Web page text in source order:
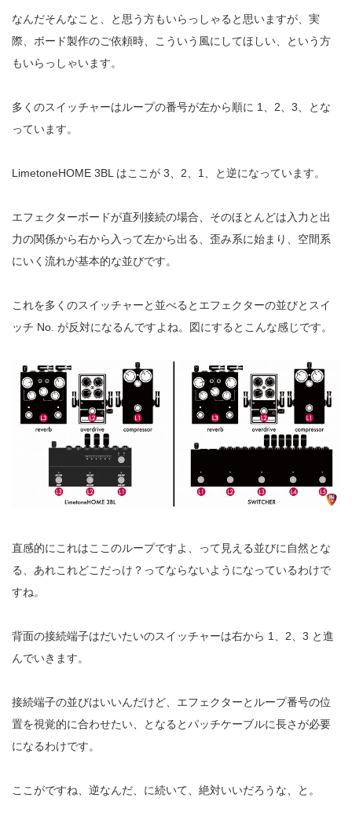
なんだそんなこと、と思う方もいらっしゃると思いますが、実
際、ボード製作のご依頼時、こういう風にしてほしい、という方
もいらっしゃいます。
多くのスイッチャーはループの番号が左から順に 1、2、3、とな
っています。
LimetoneHOME 3BL はここが 3、2、1、と逆になっています。
エフェクターボードが直列接続の場合、そのほとんどは入力と出
力の関係から右から入って左から出る、歪み系に始まり、空間系
にいく流れが基本的な並びです。
これを多くのスイッチャーと並べるとエフェクターの並びとスイ
ッチ No. が反対になるんですよね。図にするとこんな感じです。
直感的にこれはここのループですよ、って見える並びに自然とな
る、あれこれどこだっけ？ってならないようになっているわけで
すね。
背面の接続端子はだいたいのスイッチャーは右から 1、2、3 と進
んでいきます。
接続端子の並びはいいんだけど、エフェクターとループ番号の位
置を視覚的に合わせたい、となるとパッチケーブルに長さが必要
になるわけです。
ここがですね、逆なんだ、に続いて、絶対いいだろうな、と。